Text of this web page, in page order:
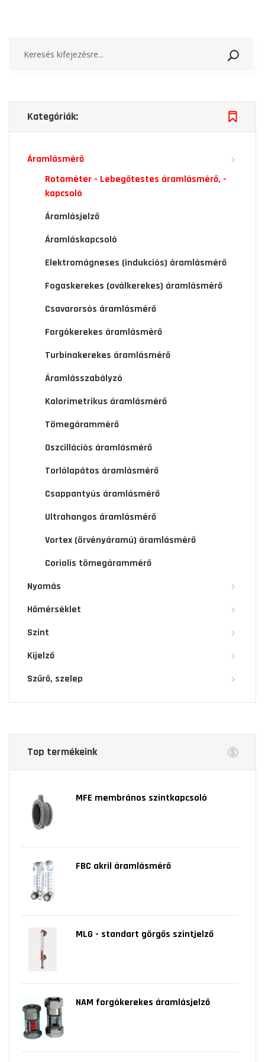
Kategóriák:
Áramlásmérő
Rotaméter - Lebegőtestes áramlásmérő, -
kapcsoló
Áramlásjelző
Áramláskapcsoló
Elektromágneses (indukciós) áramlásmérő
Fogaskerekes (oválkerekes) áramlásmérő
Csavarorsós áramlásmérő
Forgókerekes áramlásmérő
Turbinakerekes áramlásmérő
Áramlásszabályzó
Kalorimetrikus áramlásmérő
Tömegárammérő
Oszcillációs áramlásmérő
Torlólapátos áramlásmérő
Csappantyús áramlásmérő
Ultrahangos áramlásmérő
Vortex (örvényáramú) áramlásmérő
Coriolis tömegárammérő
Nyomás
Hőmérséklet
Szint
Kijelző
Szűrő, szelep
Top termékeink
MFE membrános szintkapcsoló
FBC akril áramlásmérő
MLG - standart görgős szintjelző
NAM forgókerekes áramlásjelző